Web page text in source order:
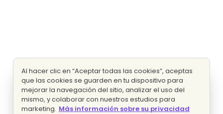
Al hacer clic en “Aceptar todas las cookies”, aceptas
que las cookies se guarden en tu dispositivo para
mejorar la navegación del sitio, analizar el uso del
mismo, y colaborar con nuestros estudios para
marketing. Más información sobre su privacidad